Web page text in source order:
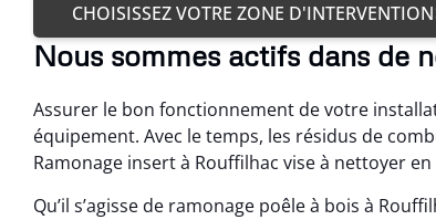
CHOISISSEZ VOTRE ZONE D'INTERVENTION
Nous sommes actifs dans de
Assurer le bon fonctionnement de votre
équipement. Avec le temps, les résidus de
Ramonage insert à Rouffilhac vise à nettoyer
Qu’il s’agisse de ramonage poêle à bois à